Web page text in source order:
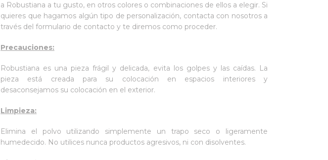
a Robustiana a tu gusto, en otros colores o combinaciones de ellos a elegir. Si
quieres que hagamos algún tipo de personalización, contacta con nosotros a
través del formulario de contacto y te diremos como proceder.
Precauciones:
Robustiana es una pieza frágil y delicada, evita los golpes y las caídas. La
pieza está creada para su colocación en espacios interiores y
desaconsejamos su colocación en el exterior.
Limpieza:
Elimina el polvo utilizando simplemente un trapo seco o ligeramente
humedecido. No utilices nunca productos agresivos, ni con disolventes.